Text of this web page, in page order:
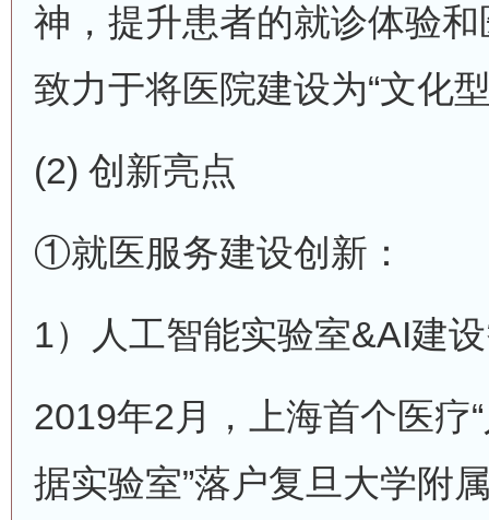
神，提升患者的就诊体验
致力于将医院建设为“文化
(2) 创新亮点
①就医服务建设创新：
1）人工智能实验室&AI建
2019年2月，上海首个医疗
据实验室”落户复旦大学附